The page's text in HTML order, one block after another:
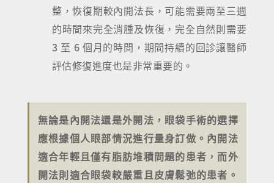
整，恢復期較內開法長，可能需要兩至三週
的時間來完全消腫及恢復，完全自然則需要
3 至 6 個月的時間，期間持續的回診讓醫師
評估修復進度也是非常重要的。
無論是內開法還是外開法，眼袋手術的選擇
應根據個人眼部情況進行量身訂做。內開法
適合年輕且僅有脂肪堆積問題的患者，而外
開法則適合眼袋較嚴重且皮膚鬆弛的患者。